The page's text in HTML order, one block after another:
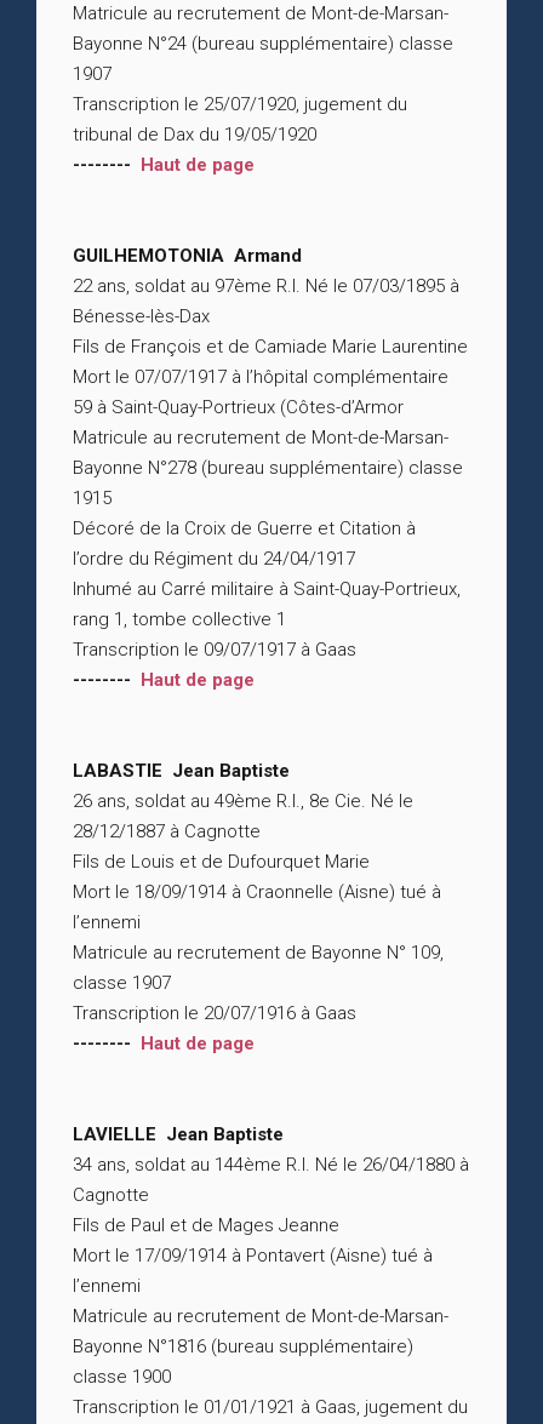
Matricule au recrutement de Mont-de-Marsan-
Bayonne N°24 (bureau supplémentaire) classe
1907
Transcription le 25/07/1920, jugement du
tribunal de Dax du 19/05/1920
-------- Haut de page
GUILHEMOTONIA Armand
22 ans, soldat au 97ème R.I. Né le 07/03/1895 à
Bénesse-lès-Dax
Fils de François et de Camiade Marie Laurentine
Mort le 07/07/1917 à l’hôpital complémentaire
59 à Saint-Quay-Portrieux (Côtes-d’Armor
Matricule au recrutement de Mont-de-Marsan-
Bayonne N°278 (bureau supplémentaire) classe
1915
Décoré de la Croix de Guerre et Citation à
l’ordre du Régiment du 24/04/1917
Inhumé au Carré militaire à Saint-Quay-Portrieux,
rang 1, tombe collective 1
Transcription le 09/07/1917 à Gaas
-------- Haut de page
LABASTIE Jean Baptiste
26 ans, soldat au 49ème R.I., 8e Cie. Né le
28/12/1887 à Cagnotte
Fils de Louis et de Dufourquet Marie
Mort le 18/09/1914 à Craonnelle (Aisne) tué à
l’ennemi
Matricule au recrutement de Bayonne N° 109,
classe 1907
Transcription le 20/07/1916 à Gaas
-------- Haut de page
LAVIELLE Jean Baptiste
34 ans, soldat au 144ème R.I. Né le 26/04/1880 à
Cagnotte
Fils de Paul et de Mages Jeanne
Mort le 17/09/1914 à Pontavert (Aisne) tué à
l’ennemi
Matricule au recrutement de Mont-de-Marsan-
Bayonne N°1816 (bureau supplémentaire)
classe 1900
Transcription le 01/01/1921 à Gaas, jugement du